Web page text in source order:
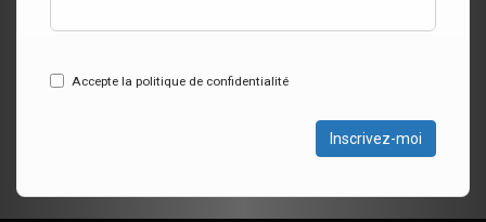
Accepte la politique de confidentialité
Inscrivez-moi